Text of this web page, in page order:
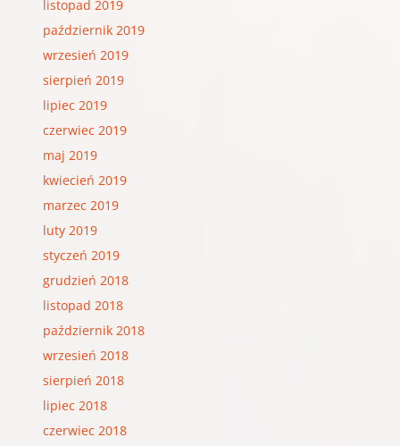
listopad 2019
październik 2019
wrzesień 2019
sierpień 2019
lipiec 2019
czerwiec 2019
maj 2019
kwiecień 2019
marzec 2019
luty 2019
styczeń 2019
grudzień 2018
listopad 2018
październik 2018
wrzesień 2018
sierpień 2018
lipiec 2018
czerwiec 2018